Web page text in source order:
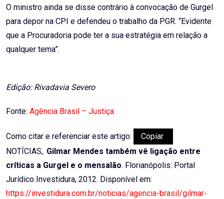
O ministro ainda se disse contrário à convocação de Gurgel
para depor na CPI e defendeu o trabalho da PGR. “Evidente
que a Procuradoria pode ter a sua estratégia em relação a
qualquer tema”.
Edição: Rivadavia Severo
Fonte: Agência Brasil – Justiça
Como citar e referenciar este artigo:
Copiar
NOTÍCIAS,. Gilmar Mendes também vê ligação entre
críticas a Gurgel e o mensalão. Florianópolis: Portal
Jurídico Investidura, 2012. Disponível em:
https://investidura.com.br/noticias/agencia-brasil/gilmar-